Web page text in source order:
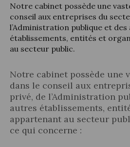
Actualité juridique
Notre cabinet possède une
conseil aux entreprises du
l’Administration publique et des
établissements, entités et
au secteur public.
Notre cabinet possède une
dans le conseil aux
privé, de l’Administration
autres établissements,
appartenant au secteur
ce qui concerne :